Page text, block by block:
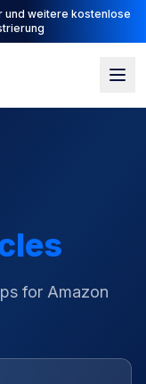
Steuerung + AI Engine
for Amazon